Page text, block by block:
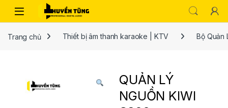
Trang chủ Thiết bị âm thanh karaoke | KTV Bộ Quản
QUẢN LÝ
NGUỒN KIWI